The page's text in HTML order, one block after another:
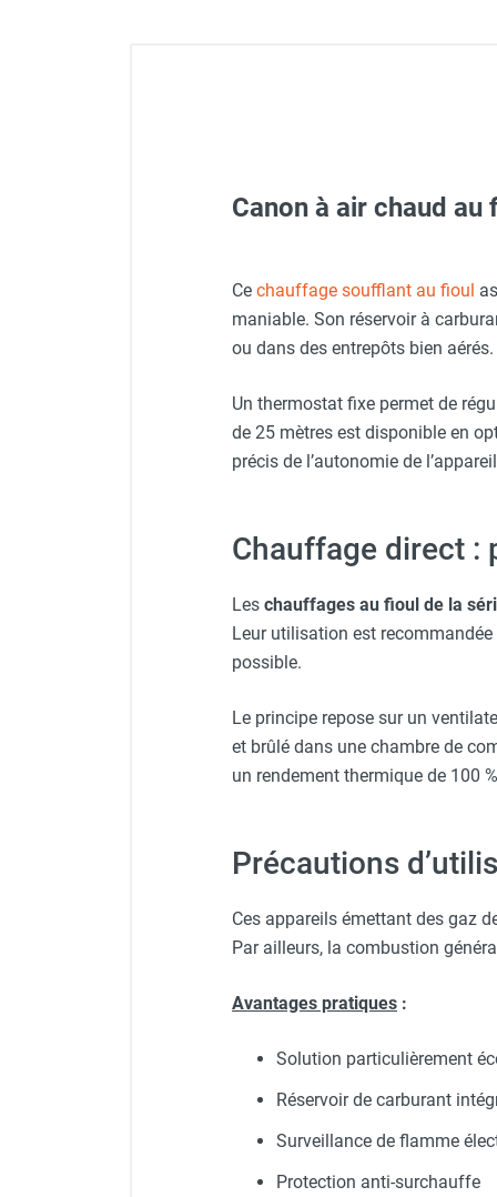
Purificateur d'air
Neutraliseur d'odeur
Distributeur de savon
Chauffage fixe atelier
Chauffage d'atelier fixe au fioul et
Chauffage au fioul avec réservoir
Chauffage au fioul à raccorder sur
Chauffage polycombustible / huile
Chauffage d'atelier fixe avec brûleur
Chauffage d'atelier suspendu
Chauffage suspendu au fioul
Chauffage suspendu au gaz
Chauffage FARM au gaz
Chauffage FARM au fioul
Chauffage d'atelier granulés / bois /
Aérotherme fixe mural
Aérotherme au gaz
Aérotherme à eau chaude ou froide
Aérotherme pompe à chaleur
(détente directe)
Chauffage mobile électrique
Chauffage haute température pour
étuvage industriel ou destruction
Kit de raccord sur réservoir
Adaptateur pour tuyau fioul
Rallonge professionnelle
Veste de chantier PE10J -
Veste de chantier PE10J -
Casque de protection blanc
Lunettes de protection PRO
Canon à air chaud au
Ce chauffage soufflant au fioul
maniable. Son réservoir à
ou dans des entrepôts bien aérés.
Un thermostat fixe permet de
de 25 mètres est disponible en
précis de l’autonomie de
Chauffage direct :
Les chauffages au fioul de la
Leur utilisation est
possible.
Le principe repose sur un
et brûlé dans une chambre de
un rendement thermique de 100
Précautions
Ces appareils émettant des gaz
Par ailleurs, la combustion
Avantages pratiques :
Solution particulièrement
Réservoir de carburant
Surveillance de flamme
Protection anti-surchauffe